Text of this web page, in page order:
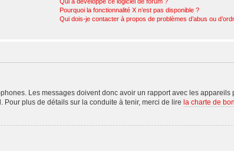
Pourquoi la fonctionnalité X n’est pas disponible ?
Qui dois-je contacter à propos de problèmes d’abus ou
Les messages doivent donc avoir un rapport avec les appareils
plus de détails sur la conduite à tenir, merci de lire la charte de